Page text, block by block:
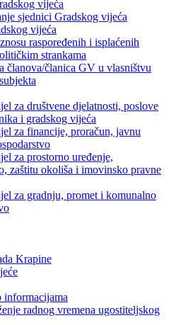
vijeća
sjednici Gradskog vijeća
vijeća
raspoređenih i isplaćenih
strankama
članova/članica GV u vlasništvu
za društvene djelatnosti, poslove
i gradskog vijeća
za financije, proračun, javnu
za prostorno uređenje,
zaštitu okoliša i imovinsko pravne
za gradnju, promet i komunalno
Krapine
informacijama
radnog vremena ugostiteljskog